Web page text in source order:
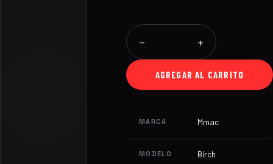
− +
AGREGAR AL CARRITO
MARCA Mmac
MODELO Birch